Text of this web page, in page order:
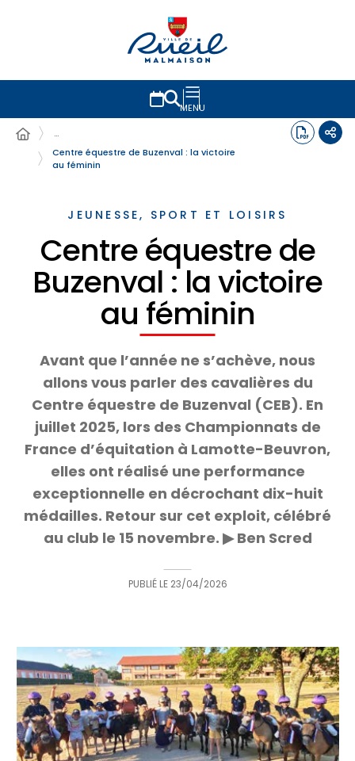
MENU
…
Centre équestre de Buzenval : la victoire
au féminin
JEUNESSE, SPORT ET LOISIRS
Centre équestre de
Buzenval : la victoire
au féminin
Avant que l’année ne s’achève, nous
allons vous parler des cavalières du
Centre équestre de Buzenval (CEB). En
juillet 2025, lors des Championnats de
France d’équitation à Lamotte-Beuvron,
elles ont réalisé une performance
exceptionnelle en décrochant dix-huit
médailles. Retour sur cet exploit, célébré
au club le 15 novembre. ▶ Ben Scred
PUBLIÉ LE 23/04/2026